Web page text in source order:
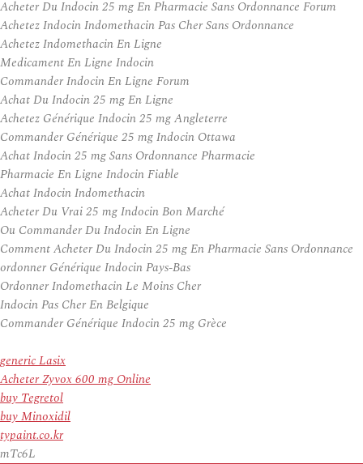
Acheter Du Indocin 25 mg En Pharmacie Sans Ordonnance Forum
Achetez Indocin Indomethacin Pas Cher Sans Ordonnance
Achetez Indomethacin En Ligne
Medicament En Ligne Indocin
Commander Indocin En Ligne Forum
Achat Du Indocin 25 mg En Ligne
Achetez Générique Indocin 25 mg Angleterre
Commander Générique 25 mg Indocin Ottawa
Achat Indocin 25 mg Sans Ordonnance Pharmacie
Pharmacie En Ligne Indocin Fiable
Achat Indocin Indomethacin
Acheter Du Vrai 25 mg Indocin Bon Marché
Ou Commander Du Indocin En Ligne
Comment Acheter Du Indocin 25 mg En Pharmacie Sans Ordonnance
ordonner Générique Indocin Pays-Bas
Ordonner Indomethacin Le Moins Cher
Indocin Pas Cher En Belgique
Commander Générique Indocin 25 mg Grèce
generic Lasix
Acheter Zyvox 600 mg Online
buy Tegretol
buy Minoxidil
typaint.co.kr
mTc6L